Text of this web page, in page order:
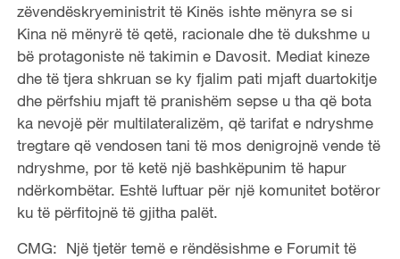
zëvendëskryeministrit të Kinës ishte mënyra se si
Kina në mënyrë të qetë, racionale dhe të dukshme u
bë protagoniste në takimin e Davosit. Mediat kineze
dhe të tjera shkruan se ky fjalim pati mjaft duartokitje
dhe përfshiu mjaft të pranishëm sepse u tha që bota
ka nevojë për multilateralizëm, që tarifat e ndryshme
tregtare që vendosen tani të mos denigrojnë vende të
ndryshme, por të ketë një bashkëpunim të hapur
ndërkombëtar. Eshtë luftuar për një komunitet botëror
ku të përfitojnë të gjitha palët.
CMG: Një tjetër temë e rëndësishme e Forumit të